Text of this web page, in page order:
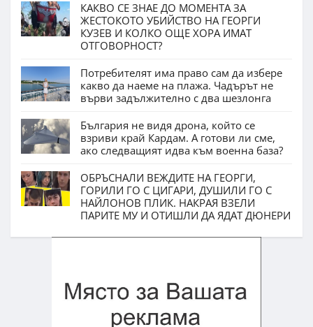
КАКВО СЕ ЗНАЕ ДО МОМЕНТА ЗА
ЖЕСТОКОТО УБИЙСТВО НА ГЕОРГИ
КУЗЕВ И КОЛКО ОЩЕ ХОРА ИМАТ
ОТГОВОРНОСТ?
Потребителят има право сам да избере
какво да наеме на плажа. Чадърът не
върви задължително с два шезлонга
България не видя дрона, който се
взриви край Кардам. А готови ли сме,
ако следващият идва към военна база?
ОБРЪСНАЛИ ВЕЖДИТЕ НА ГЕОРГИ,
ГОРИЛИ ГО С ЦИГАРИ, ДУШИЛИ ГО С
НАЙЛОНОВ ПЛИК. НАКРАЯ ВЗЕЛИ
ПАРИТЕ МУ И ОТИШЛИ ДА ЯДАТ ДЮНЕРИ